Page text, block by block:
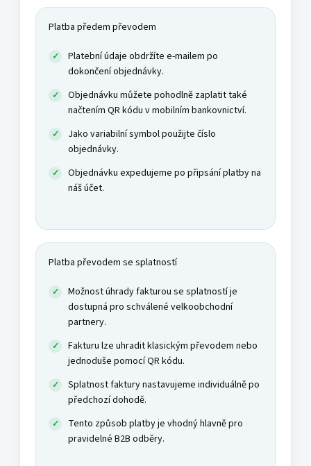
Platba předem převodem
Platební údaje obdržíte e-mailem po
dokončení objednávky.
Objednávku můžete pohodlně zaplatit také
načtením QR kódu v mobilním bankovnictví.
Jako variabilní symbol použijte číslo
objednávky.
Objednávku expedujeme po připsání platby na
náš účet.
Platba převodem se splatností
Možnost úhrady fakturou se splatností je
dostupná pro schválené velkoobchodní
partnery.
Fakturu lze uhradit klasickým převodem nebo
jednoduše pomocí QR kódu.
Splatnost faktury nastavujeme individuálně po
předchozí dohodě.
Tento způsob platby je vhodný hlavně pro
pravidelné B2B odběry.